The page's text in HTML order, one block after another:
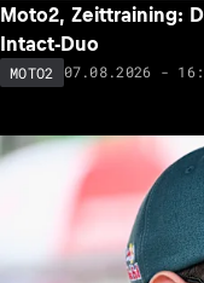
Moto2, Zeittraining:
Intact-Duo
MOTO2 07.08.2026 -